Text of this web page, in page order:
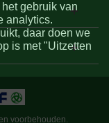
gebruik van
analytics.
daar doen we
is met "Uitzetten
voorbehouden.